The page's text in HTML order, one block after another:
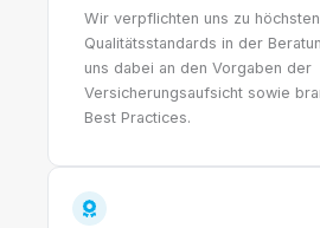
Wir verpflichten uns zu höchsten
Qualitätsstandards in der
uns dabei an den Vorgaben der
Versicherungsaufsicht sowie
Best Practices.